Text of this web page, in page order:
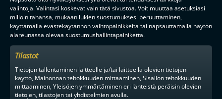
valintoja. Valintasi koskevat vain tätä sivustoa. Voit muuttaa asetuksiasi
milloin tahansa, mukaan lukien suostumuksesi peruuttaminen,
käyttämällä evästekäytännön vaihtopainikkeita tai napsauttamalla näytön
alareunassa olevaa suostumushallintapainiketta.
Tilastot
Tietojen tallentaminen laitteelle ja/tai laitteella olevien tietojen
käyttö, Mainonnan tehokkuuden mittaaminen, Sisällön tehokkuuden
mittaaminen, Yleisöjen ymmärtäminen eri lähteistä peräisin olevien
tietojen, tilastojen tai yhdistelmien avulla.